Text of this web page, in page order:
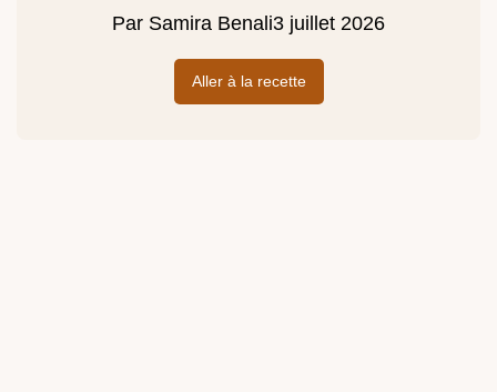
Par Samira Benali3 juillet 2026
Aller à la recette